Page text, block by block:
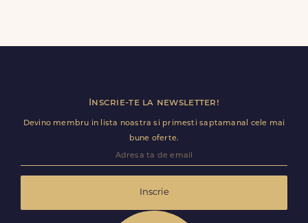
Inscrie-te la newsletter!
Devino membru in lista noastra si primesti saptamanal cele mai
bune oferte.
Inscrie